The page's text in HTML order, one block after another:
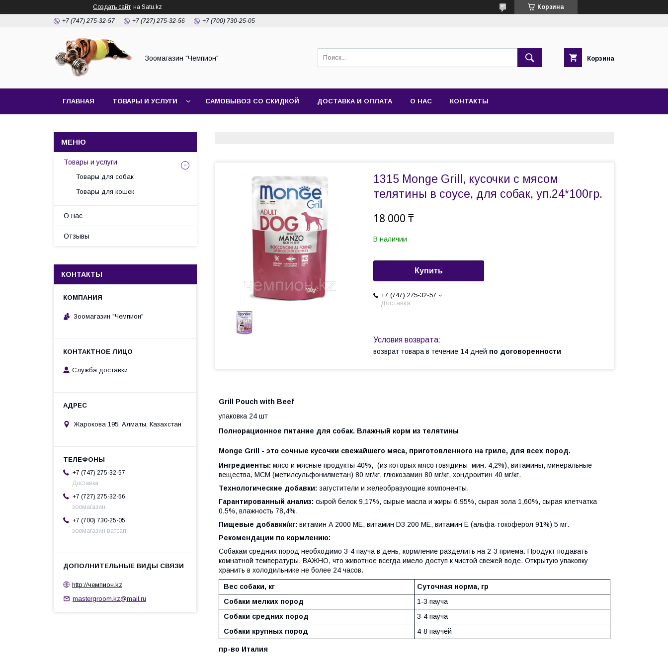
Создать сайт на Satu.kz Корзина
+7 (747) 275-32-57 +7 (727) 275-32-56 +7 (700) 730-25-05
Зоомагазин "Чемпион" Корзина
ГЛАВНАЯ ТОВАРЫ И УСЛУГИ САМОВЫВОЗ СО СКИДКОЙ ДОСТАВКА И ОПЛАТА О НАС КОНТАКТЫ
1315 Monge Grill, кусочки с мясом
телятины в соусе, для собак, уп.24*100гр.
18 000 ₸
В наличии
Купить
+7 (747) 275-32-57
Доставка
возврат товара в течение 14 дней по договоренности
Grill Pouch with Beef
упаковка 24 шт
Полнорационное питание для собак. Влажный корм из телятины
Monge Grill - это сочные кусочки свежайшего мяса, приготовленного на гриле, для всех пород.
Ингредиенты: мясо и мясные продукты 40%, (из которых мясо говядины мин. 4,2%), витамины, минеральные
вещества, МСМ (метилсульфонилметан) 80 мг/кг, глюкозамин 80 мг/кг, хондроитин 40 мг/кг.
Технологические добавки: загустители и желеобразующие компоненты.
Гарантированный анализ: сырой белок 9,17%, сырые масла и жиры 6,95%, сырая зола 1,60%, сырая клетчатка
0,5%, влажность 78,4%.
Пищевые добавки/кг: витамин А 2000 МЕ, витамин D3 200 МЕ, витамин Е (альфа-токоферол 91%) 5 мг.
Рекомендации по кормлению:
Собакам средних пород необходимо 3-4 пауча в день, кормление разделить на 2-3 приема. Продукт подавать
комнатной температуры. ВАЖНО, что животное всегда имело доступ к чистой свежей воде. Открытую упаковку
хранить в холодильнике не более 24 часов.
Вес собаки, кг
Суточная норма, гр
Собаки мелких пород
1-3 пауча
Собаки средних пород
3-4 пауча
Собаки крупных пород
4-8 паучей
пр-во Италия
Товары и услуги
Товары для собак
Товары для кошек
О нас
Отзывы
КОНТАКТЫ
Зоомагазин "Чемпион"
Служба доставки
Жарокова 195, Алматы, Казахстан
+7 (747) 275-32-57
Доставка
+7 (727) 275-32-56
зоомагазин
+7 (700) 730-25-05
зоомагазин ватсап
http://чемпион.kz
mastergroom.kz@mail.ru